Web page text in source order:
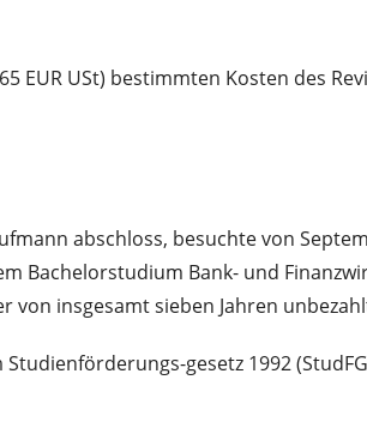
EUR USt) bestimmten Kosten des
abschloss, besuchte von
Bachelorstudium Bank- und
von insgesamt sieben Jahren
gesetz 1992